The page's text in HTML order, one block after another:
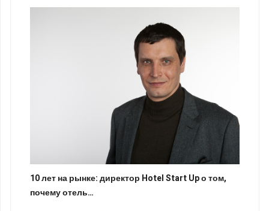
10 лет на рынке: директор Hotel Start Up о том,
почему отель…